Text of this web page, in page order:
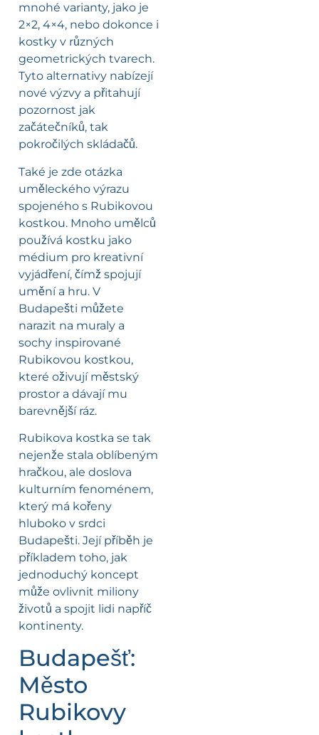
mnohé varianty, jako je
2×2, 4×4, nebo dokonce i
kostky v různých
geometrických tvarech.
Tyto alternativy nabízejí
nové výzvy a přitahují
pozornost jak
začátečníků, tak
pokročilých skládačů.
Také je zde otázka
uměleckého výrazu
spojeného s Rubikovou
kostkou. Mnoho umělců
používá kostku jako
médium pro kreativní
vyjádření, čímž spojují
umění a hru. V
Budapešti můžete
narazit na muraly a
sochy inspirované
Rubikovou kostkou,
které oživují městský
prostor a dávají mu
barevnější ráz.
Rubikova kostka se tak
nejenže stala oblíbeným
hračkou, ale doslova
kulturním fenoménem,
který má kořeny
hluboko v srdci
Budapešti. Její příběh je
příkladem toho, jak
jednoduchý koncept
může ovlivnit miliony
životů a spojit lidi napříč
kontinenty.
Budapešť:
Město
Rubikovy